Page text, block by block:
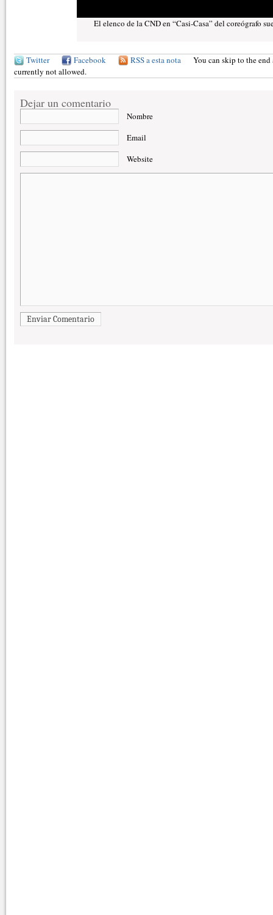
El elenco de la CND en “Casi-Casa” del coreógrafo
Twitter Facebook RSS a esta nota
You can skip to the
currently not allowed.
Dejar un comentario
Nombre
Email
Website
Enviar Comentario